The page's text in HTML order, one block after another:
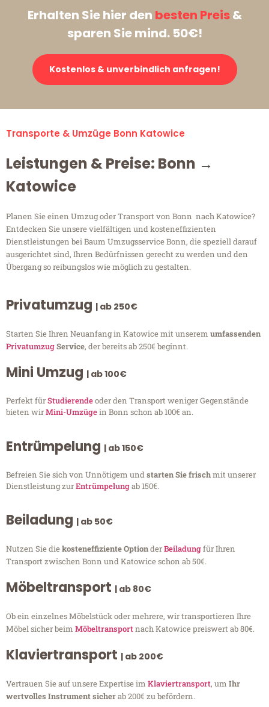
Erhalten Sie hier den besten Preis&
sparen Sie mind. 50€!
Kostenlos & unverbindlich anfragen!
Transporte & Umzüge Bonn Katowice
Leistungen & Preise: Bonn →
Katowice
Planen Sie einen Umzug oder Transport von Bonn nach Katowice?
Entdecken Sie unsere vielfältigen und kosteneffizienten
Dienstleistungen bei Baum Umzugsservice Bonn, die speziell darauf
ausgerichtet sind, Ihren Bedürfnissen gerecht zu werden und den
Übergang so reibungslos wie möglich zu gestalten.
Privatumzug | ab 250€
Starten Sie Ihren Neuanfang in Katowice mit unserem umfassenden
PrivatumzugService, der bereits ab 250€ beginnt.
Mini Umzug | ab 100€
Perfekt fürStudierendeoder den Transport weniger Gegenstände
bieten wirMini-Umzügein Bonn schon ab 100€ an.
Entrümpelung | ab 150€
Befreien Sie sich von Unnötigem undstarten Sie frischmit unserer
Dienstleistung zurEntrümpelungab 150€.
Beiladung | ab 50€
Nutzen Sie diekosteneffiziente OptionderBeiladungfür Ihren
Transport zwischen Bonn und Katowice schon ab 50€.
Möbeltransport | ab 80€
Ob ein einzelnes Möbelstück oder mehrere, wir transportieren Ihre
Möbel sicher beim Möbeltransportnach Katowice preiswert ab 80€.
Klaviertransport | ab 200€
Vertrauen Sie auf unsere Expertise im Klaviertransport, um Ihr
wertvolles Instrument sicherab 200€ zu befördern.